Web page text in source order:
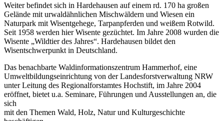
Weiter befindet sich in Hardehausen auf einem rd. 170 ha großen
Gelände mit urwaldähnlichen Mischwäldern und Wiesen ein
Naturpark mit Wisentgehege, Tarpanpferden und weißem Rotwild.
Seit 1958 werden hier Wisente gezüchtet. Im Jahre 2008 wurden die
Wisente „Wildtier des Jahres“. Hardehausen bildet den
Wisentschwerpunkt in Deutschland.
Das benachbarte Waldinformationszentrum Hammerhof, eine
Umweltbildungseinrichtung von der Landesforstverwaltung NRW
unter Leitung des Regionalforstamtes Hochstift, im Jahre 2004
eröffnet, bietet u.a. Seminare, Führungen und Ausstellungen an, die
sich
mit den Themen Wald, Holz, Natur und Kulturgeschichte